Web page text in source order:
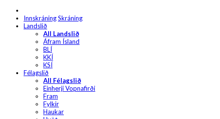
InnskráningSkráning
Landslið
All Landslið
Áfram Ísland
BLÍ
KKÍ
KSÍ
Félagslið
All Félagslið
Einherji Vopnafirði
Fram
Fylkir
Haukar